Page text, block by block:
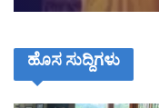
ಹೊಸ ಸುದ್ದಿಗಳು